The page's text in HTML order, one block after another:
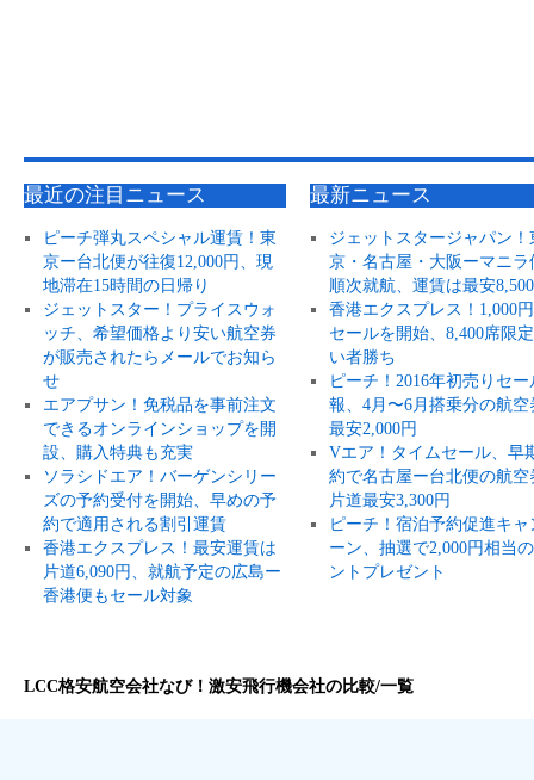
最近の注目ニュース
ピーチ弾丸スペシャル運賃！東
京ー台北便が往復12,000円、現
地滞在15時間の日帰り
ジェットスター！プライスウォ
ッチ、希望価格より安い航空券
が販売されたらメールでお知ら
せ
エアプサン！免税品を事前注文
できるオンラインショップを開
設、購入特典も充実
ソラシドエア！バーゲンシリー
ズの予約受付を開始、早めの予
約で適用される割引運賃
香港エクスプレス！最安運賃は
片道6,090円、就航予定の広島ー
香港便もセール対象
最新ニュース
ジェットスタージャパン！
京・名古屋・大阪ーマニラ
順次就航、運賃は最安
香港エクスプレス！1,000
セールを開始、8,400席限
い者勝ち
ピーチ！2016年初売りセー
報、4月〜6月搭乗分の航空
最安2,000円
Vエア！タイムセール、早
約で名古屋ー台北便の航空
片道最安3,300円
ピーチ！宿泊予約促進キャ
ーン、抽選で2,000円相当
ントプレゼント
LCC格安航空会社なび！激安飛行機会社の比較/一覧